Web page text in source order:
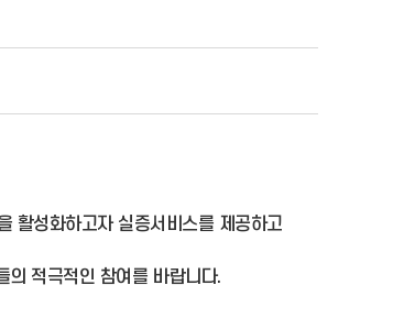
활성화하고자 실증서비스를 제공하고
적극적인 참여를 바랍니다.